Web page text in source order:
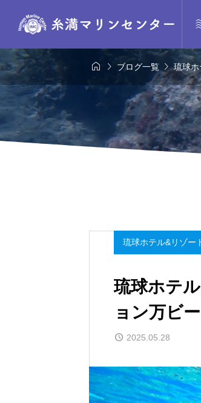
  ブログ一覧琉球
琉球ホテル&リゾー
琉球ホテ
ョン万ビ
2025.05.28